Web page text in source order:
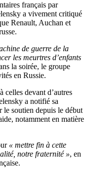
français par
a vivement critiqué
Renault, Auchan et
de guerre de la
les meurtres d’enfants
la soirée, le groupe
en Russie.
celles devant d’autres
a notifié sa
le soutien depuis le début
notamment en matière
« mettre fin à cette
notre fraternité », en